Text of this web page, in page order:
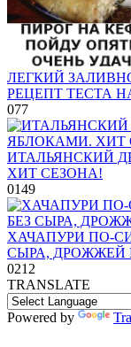
ЛЕГКИЙ
РЕЦЕПТ ТЕСТА
077
ИТАЛЬЯНСКИЙ
ХИТ СЕЗОНА!
0149
ХАЧАПУРИ ПО-
СЫРА, ДРОЖЖЕЙ
0212
TRANSLATE
Powered by